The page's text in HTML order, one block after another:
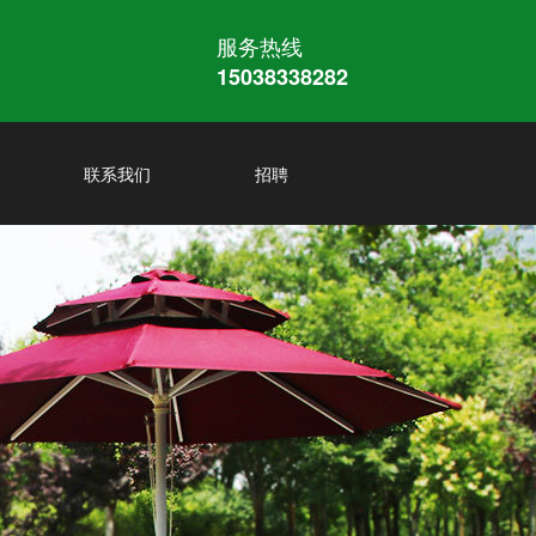
服务热线
15038338282
联系我们 招聘